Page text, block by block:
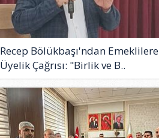
Recep Bölükbaşı'ndan Emeklilere
Üyelik Çağrısı: "Birlik ve B..